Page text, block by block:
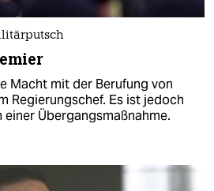
Macht mit der Berufung von
Regierungschef. Es ist jedoch
Übergangsmaßnahme.